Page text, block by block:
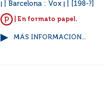
Barcelona : Vox [198-?]
| En formato papel.
MÁS INFORMACIÓN...